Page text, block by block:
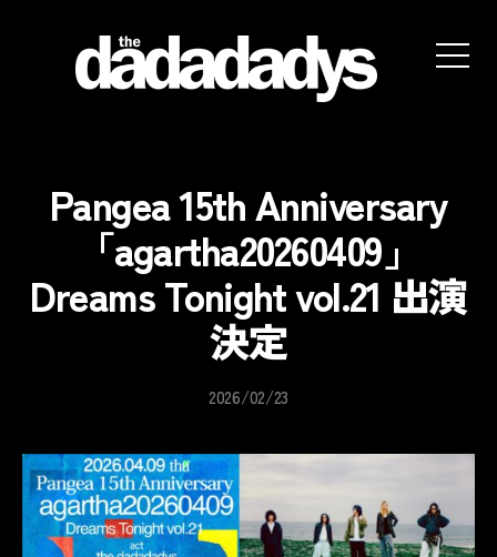
Pangea 15th Anniversary
「agartha20260409」
Dreams Tonight vol.21 出演
決定
2026/02/23